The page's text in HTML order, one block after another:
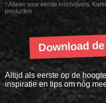
* Alleen voor eerste inschrijvers.
producten
Download
Altijd als eerste op de
inspiratie en tips om nóg